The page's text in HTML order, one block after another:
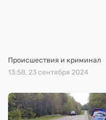
Происшествия и криминал
13:58, 23 сентября 2024